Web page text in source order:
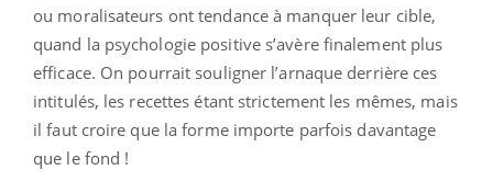
ou moralisateurs ont tendance à manquer leur cible,
quand la psychologie positive s’avère finalement plus
efficace. On pourrait souligner l’arnaque derrière ces
intitulés, les recettes étant strictement les mêmes, mais
il faut croire que la forme importe parfois davantage
que le fond !